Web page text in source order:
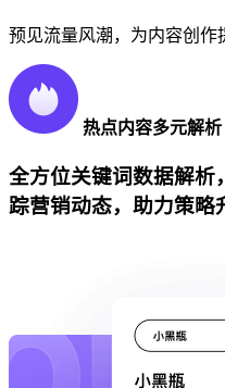
预见流量风潮，为内容创作
热点内容多元解析
全方位关键词数据解析
踪营销动态，助力策略